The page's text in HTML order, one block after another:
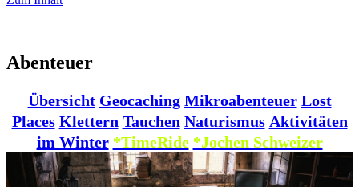
Abenteuer
Übersicht Geocaching Mikroabenteuer Lost
Places Klettern Tauchen Naturismus Aktivitäten
im Winter *TimeRide *Jochen Schweizer